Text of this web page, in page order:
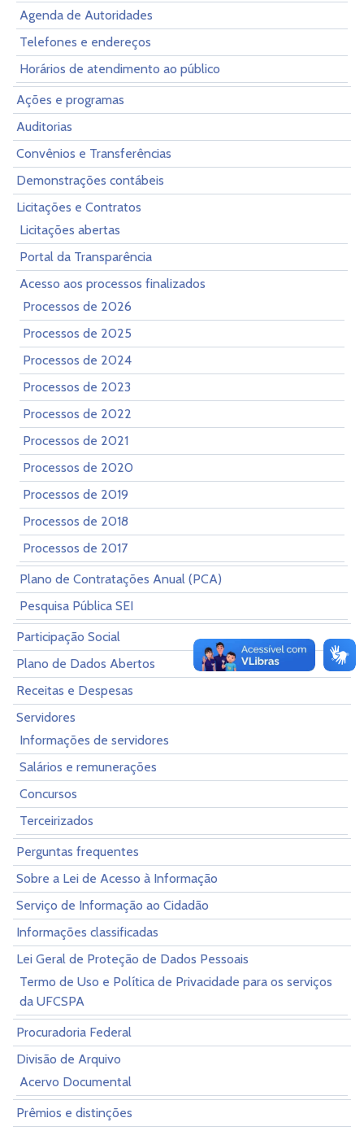
Agenda de Autoridades
Telefones e endereços
Horários de atendimento ao público
Ações e programas
Auditorias
Convênios e Transferências
Demonstrações contábeis
Licitações e Contratos
Licitações abertas
Portal da Transparência
Acesso aos processos finalizados
Processos de 2026
Processos de 2025
Processos de 2024
Processos de 2023
Processos de 2022
Processos de 2021
Processos de 2020
Processos de 2019
Processos de 2018
Processos de 2017
Plano de Contratações Anual (PCA)
Pesquisa Pública SEI
Participação Social
Plano de Dados Abertos
Receitas e Despesas
Servidores
Informações de servidores
Salários e remunerações
Concursos
Terceirizados
Perguntas frequentes
Sobre a Lei de Acesso à Informação
Serviço de Informação ao Cidadão
Informações classificadas
Lei Geral de Proteção de Dados Pessoais
Termo de Uso e Política de Privacidade para os serviços
da UFCSPA
Procuradoria Federal
Divisão de Arquivo
Acervo Documental
Prêmios e distinções